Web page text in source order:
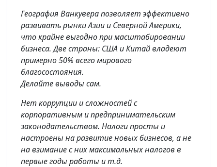
География Ванкувера позволяет эффективно
развивать рынки Азии и Северной Америки,
что крайне выгодно при масштабировании
бизнеса. Две страны: США и Китай владеют
примерно 50% всего мирового
благосостояния.
Делайте выводы сам.
Нет коррупции и сложностей с
корпоративным и предпринимательским
законодательством. Налоги просты и
настроены на развитие новых бизнесов, а не
на взимание с них максимальных налогов в
первые годы работы и т.д.